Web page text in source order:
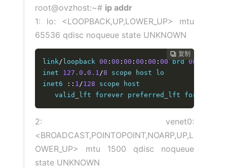
root@ovzhost:~# ip addr
1: lo: <LOOPBACK,UP,LOWER_UP> mtu
65536 qdisc noqueue state UNKNOWN
 复制
 复制
 复制
 复制
 复制
 复制
 复制
 复制
 复制
 复制
link/ loopback 00 : 00 : 00 : 00 : 00 : 00 brd 00
inet 127.0 . 0 . 1/8 scope host lo
inet6
:: 1/128 scope host
   valid_lft forever preferred_lft forever
2: venet0:
<BROADCAST,POINTOPOINT,NOARP,UP,L
OWER_UP> mtu 1500 qdisc noqueue
state UNKNOWN